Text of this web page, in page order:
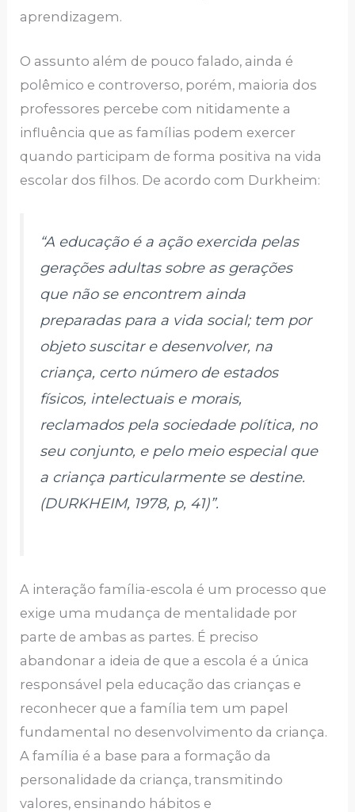
aprendizagem.
O assunto além de pouco falado, ainda é
polêmico e controverso, porém, maioria dos
professores percebe com nitidamente a
influência que as famílias podem exercer
quando participam de forma positiva na vida
escolar dos filhos. De acordo com Durkheim:
“A educação é a ação exercida pelas
gerações adultas sobre as gerações
que não se encontrem ainda
preparadas para a vida social; tem por
objeto suscitar e desenvolver, na
criança, certo número de estados
físicos, intelectuais e morais,
reclamados pela sociedade política, no
seu conjunto, e pelo meio especial que
a criança particularmente se destine.
(DURKHEIM, 1978, p, 41)”.
A interação família-escola é um processo que
exige uma mudança de mentalidade por
parte de ambas as partes. É preciso
abandonar a ideia de que a escola é a única
responsável pela educação das crianças e
reconhecer que a família tem um papel
fundamental no desenvolvimento da criança.
A família é a base para a formação da
personalidade da criança, transmitindo
valores, ensinando hábitos e